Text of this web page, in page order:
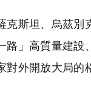
斯坦、烏茲別
」高質量建設
外開放大局的